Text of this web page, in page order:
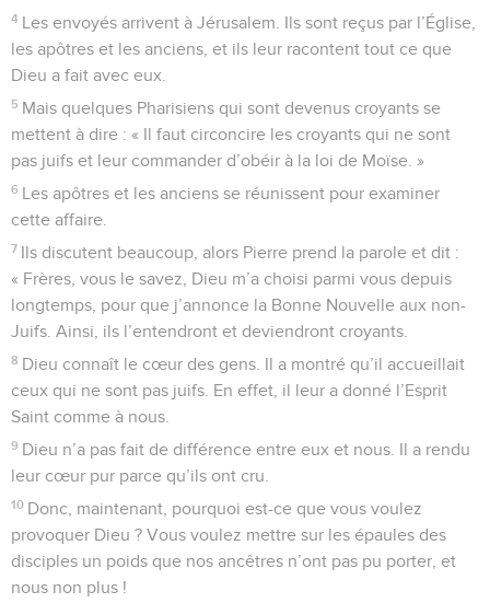
4 Les envoyés arrivent à Jérusalem. Ils sont reçus par l’Église,
les apôtres et les anciens, et ils leur racontent tout ce que
Dieu a fait avec eux.
5 Mais quelques Pharisiens qui sont devenus croyants se
mettent à dire : « Il faut circoncire les croyants qui ne sont
pas juifs et leur commander d’obéir à la loi de Moïse. »
6 Les apôtres et les anciens se réunissent pour examiner
cette affaire.
7 Ils discutent beaucoup, alors Pierre prend la parole et dit :
« Frères, vous le savez, Dieu m’a choisi parmi vous depuis
longtemps, pour que j’annonce la Bonne Nouvelle aux non-
Juifs. Ainsi, ils l’entendront et deviendront croyants.
8 Dieu connaît le cœur des gens. Il a montré qu’il accueillait
ceux qui ne sont pas juifs. En effet, il leur a donné l’Esprit
Saint comme à nous.
9 Dieu n’a pas fait de différence entre eux et nous. Il a rendu
leur cœur pur parce qu’ils ont cru.
10 Donc, maintenant, pourquoi est-ce que vous voulez
provoquer Dieu ? Vous voulez mettre sur les épaules des
disciples un poids que nos ancêtres n’ont pas pu porter, et
nous non plus !